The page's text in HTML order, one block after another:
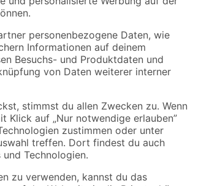
Tauchdruck-, Tiefbrunnen-, Zisternen- und
Anschluß: 230V~ 50Hz; Betriebsüberdruck: 10